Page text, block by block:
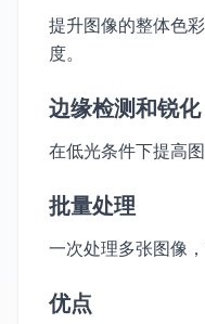
提升图像的整体色
度。
边缘检测和锐化
在低光条件下提高
批量处理
一次处理多张图像
优点